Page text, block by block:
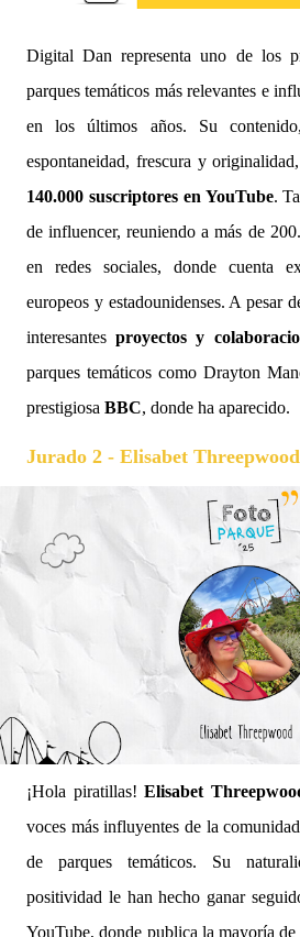
Digital Dan representa uno de los
parques temáticos más relevantes e
en los últimos años. Su
espontaneidad, frescura y
140.000 suscriptores en YouTube.
de influencer, reuniendo a más de
en redes sociales, donde cuenta
europeos y estadounidenses. A pesar
interesantesproyectos y
parques temáticos como Drayton
prestigiosa BBC, donde ha aparecido.
Jurado 2 - Elisabet Threepwood
¡Hola piratillas!Elisabet
voces más influyentes de la
de parques temáticos. Su
positividad le han hecho ganar
YouTube, donde publica la mayoría